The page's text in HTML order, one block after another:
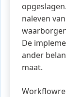
naleven
De
ander
maat.